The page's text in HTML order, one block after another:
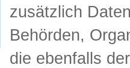
zusätzlich
Behörden,
die ebenfalls